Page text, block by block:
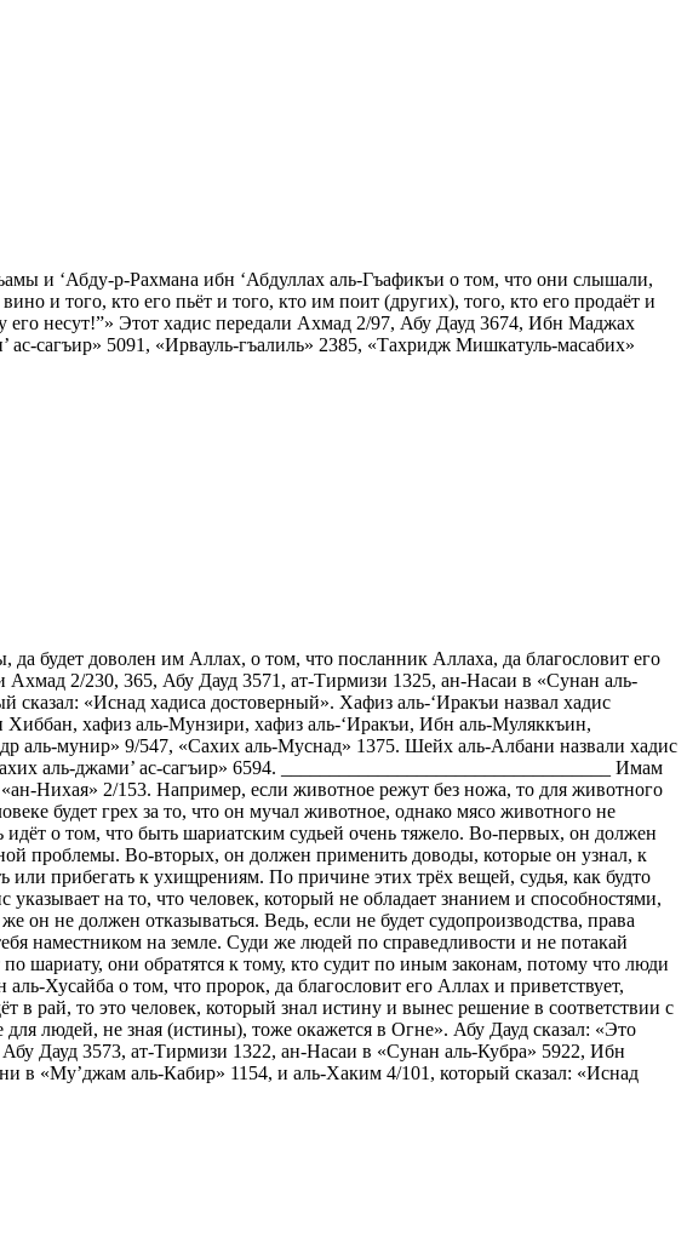
‘Абду-р-Рахмана ибн ‘Абдуллах аль-Гъафикъи о том, что они слышали,
и того, кто его пьёт и того, кто им поит (других), того, кто его продаёт и
его несут!”» Этот хадис передали Ахмад 2/97, Абу Дауд 3674, Ибн Маджах
сагъир» 5091, «Ирвауль-гъалиль» 2385, «Тахридж Мишкатуль-масабих»
доволен им Аллах, о том, что посланник Аллаха, да благословит его
Ахмад 2/230, 365, Абу Дауд 3571, ат-Тирмизи 1325, ан-Насаи в «Сунан аль-
«Иснад хадиса достоверный». Хафиз аль-‘Иракъи назвал хадис
хафиз аль-Мунзири, хафиз аль-‘Иракъи, Ибн аль-Муляккъин,
аль-мунир» 9/547, «Сахих аль-Муснад» 1375. Шейх аль-Албани назвали хадис
аль-джами’ ас-сагъир» 6594. __________________________________ Имам
Нихая» 2/153. Например, если животное режут без ножа, то для животного
будет грех за то, что он мучал животное, однако мясо животного не
идёт о том, что быть шариатским судьей очень тяжело. Во-первых, он должен
проблемы. Во-вторых, он должен применить доводы, которые он узнал, к
или прибегать к ухищрениям. По причине этих трёх вещей, судья, как будто
на то, что человек, который не обладает знанием и способностями,
он не должен отказываться. Ведь, если не будет судопроизводства, права
наместником на земле. Суди же людей по справедливости и не потакай
шариату, они обратятся к тому, кто судит по иным законам, потому что люди
Хусайба о том, что пророк, да благословит его Аллах и приветствует,
в рай, то это человек, который знал истину и вынес решение в соответствии с
людей, не зная (истины), тоже окажется в Огне». Абу Дауд сказал: «Это
Дауд 3573, ат-Тирмизи 1322, ан-Насаи в «Сунан аль-Кубра» 5922, Ибн
в «Му’джам аль-Кабир» 1154, и аль-Хаким 4/101, который сказал: «Иснад